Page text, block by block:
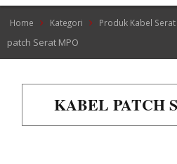
Home Kategori Produk Kabel Serat
patch Serat MPO
KABEL PATCH